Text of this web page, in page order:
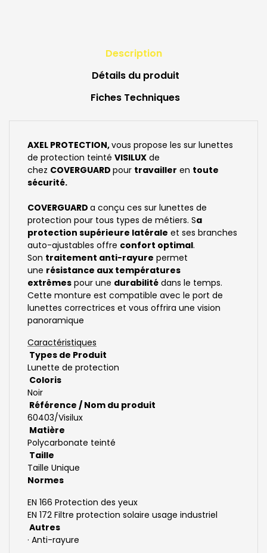
Description
Détails du produit
Fiches Techniques
AXEL PROTECTION,vous propose les sur lunettes
de protection teinté VISILUX de
chez COVERGUARD pour travailler en toute
sécurité.
COVERGUARD a conçu ces sur lunettes de
protection pour tous types de métiers. Sa
protection supérieure latérale et ses branches
auto-ajustables offre confort optimal.
Son traitement anti-rayure permet
une résistance aux températures
extrêmes pour une durabilité dans le temps.
Cette monture est compatible avec le port de
lunettes correctrices et vous offrira une vision
panoramique
Caractéristiques
Types de Produit
Lunette de protection
Coloris
Noir
Référence / Nom du produit
60403/Visilux
Matière
Polycarbonate teinté
Taille
Taille Unique
Normes
EN 166 Protection des yeux
EN 172 Filtre protection solaire usage industriel
Autres
· Anti-rayure